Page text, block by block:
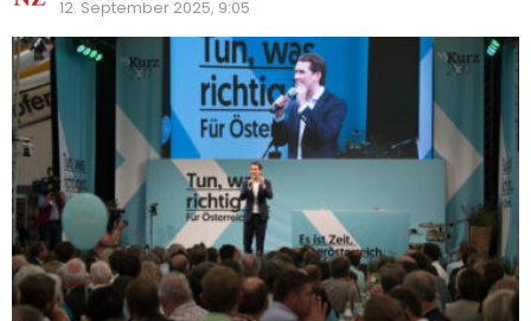
12. September 2025, 9:05